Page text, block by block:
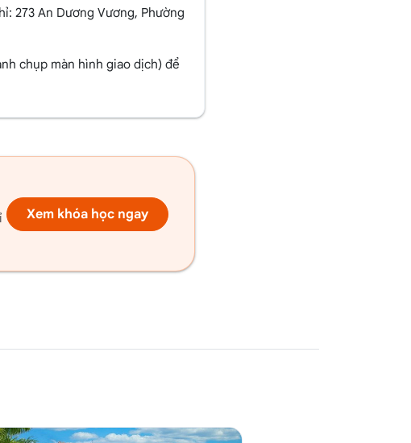
273 An Dương Vương, Phường
chụp màn hình giao dịch) để
Xem khóa học ngay